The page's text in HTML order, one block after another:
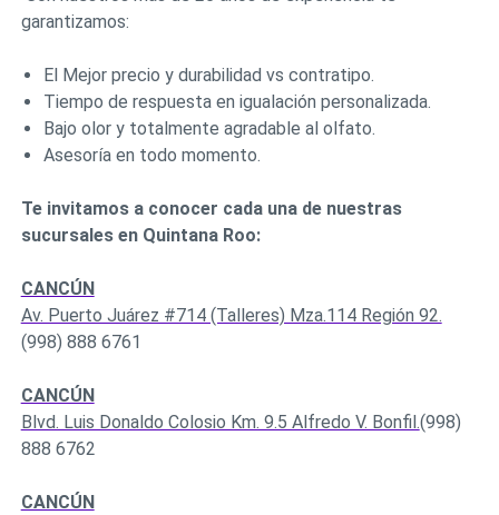
garantizamos:
El Mejor precio y durabilidad vs contratipo.
Tiempo de respuesta en igualación personalizada.
Bajo olor y totalmente agradable al olfato.
Asesoría en todo momento.
Te invitamos a conocer cada una de nuestras
sucursales en Quintana Roo:
CANCÚN
Av. Puerto Juárez #714 (Talleres) Mza.114 Región 92.
(998) 888 6761
CANCÚN
Blvd. Luis Donaldo Colosio Km. 9.5 Alfredo V. Bonfil.(998)
888 6762
CANCÚN